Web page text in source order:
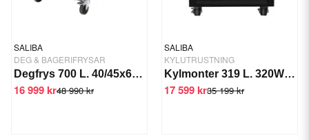
SALIBA
DEG & BAGERIFRYSAR
Degfrys 700 L. 40/45x60 cm, -18/-22 °C
48 990 kr
16 999 kr
SALIBA
KYLUTRUSTNING
Kylmonter 319 L. 320W - Vertikal
35 199 kr
17 599 kr